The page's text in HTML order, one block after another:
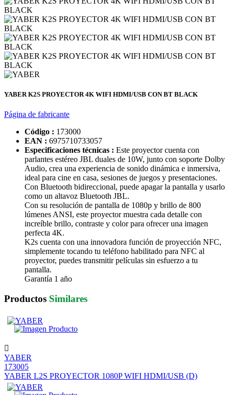
YABER K2S PROYECTOR 4K WIFI HDMI/USB CON BT BLACK
Página de fabricante
Código : 173000
EAN : 6975710733057
Especificaciones técnicas : Este proyector cuenta con
parlantes estéreo JBL duales de 10W, junto con soporte Dolby
Audio, crea una experiencia de sonido dinámica e inmersiva,
ideal para cine en casa, sesiones de juegos y presentaciones.
Con Bluetooth bidireccional, puede apagar la pantalla y usarlo
como un altavoz Bluetooth JBL.
Con su resolución de pantalla de 1080p y brillo de 800
lúmenes ANSI, este proyector muestra cada detalle con
increíble brillo, contraste y color para ofrecer una imagen
perfecta 4K.
K2s cuenta con una innovadora función de proyección NFC,
simplemente tocando tu teléfono habilitado para NFC al
proyector, puedes transmitir películas sin esfuerzo a tu
pantalla.
Garantía 1 año
Productos Similares
YABER
173005
YABER L2S PROYECTOR 1080P WIFI HDMI/USB (D)